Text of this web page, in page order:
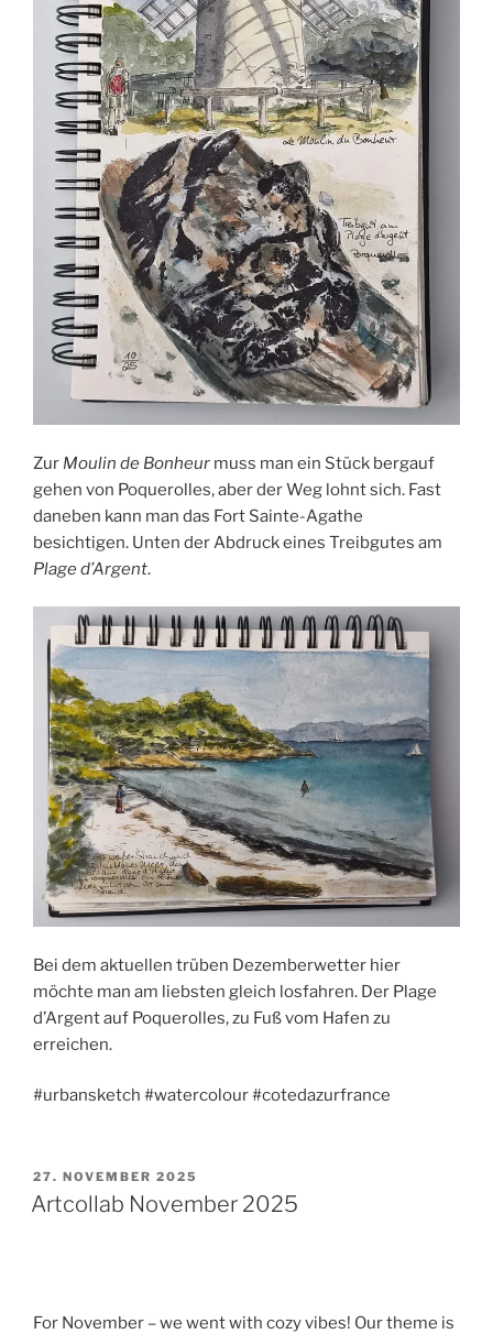
Zur Moulin de Bonheur muss man ein Stück bergauf
gehen von Poquerolles, aber der Weg lohnt sich. Fast
daneben kann man das Fort Sainte-Agathe
besichtigen. Unten der Abdruck eines Treibgutes am
Plage d’Argent.
Bei dem aktuellen trüben Dezemberwetter hier
möchte man am liebsten gleich losfahren. Der Plage
d’Argent auf Poquerolles, zu Fuß vom Hafen zu
erreichen.
#urbansketch #watercolour #cotedazurfrance
VERÖFFENTLICHT
AM
27. NOVEMBER 2025
Artcollab November 2025
For November – we went with cozy vibes! Our theme is